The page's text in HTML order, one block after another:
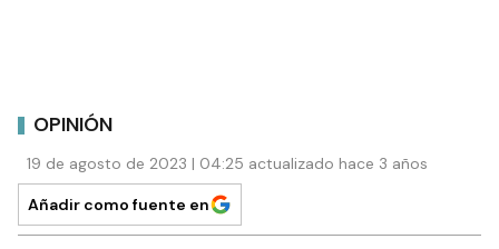
OPINIÓN
19 de agosto de 2023 | 04:25 actualizado hace 3 años
Añadir como fuente en